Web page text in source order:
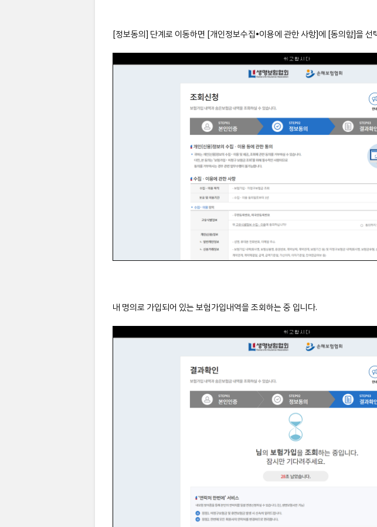
[정보동의] 단계로 이동하면 [개인정보수집•이용에 관한 사항]에 [동의함]을 선
내 명의로 가입되어 있는 보험가입내역을 조회하는 중 입니다.